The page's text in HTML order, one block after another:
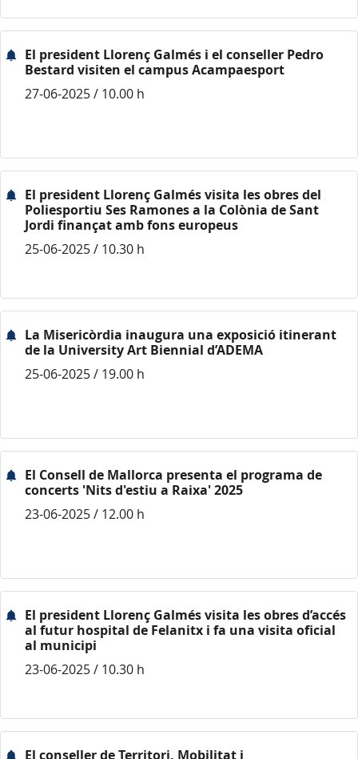
El president Llorenç Galmés i el conseller Pedro
Bestard visiten el campus Acampaesport
27-06-2025 / 10.00 h
El president Llorenç Galmés visita les obres del
Poliesportiu Ses Ramones a la Colònia de Sant
Jordi finançat amb fons europeus
25-06-2025 / 10.30 h
La Misericòrdia inaugura una exposició itinerant
de la University Art Biennial d’ADEMA
25-06-2025 / 19.00 h
El Consell de Mallorca presenta el programa de
concerts 'Nits d'estiu a Raixa' 2025
23-06-2025 / 12.00 h
El president Llorenç Galmés visita les obres d’accés
al futur hospital de Felanitx i fa una visita oficial
al municipi
23-06-2025 / 10.30 h
El conseller de Territori, Mobilitat i